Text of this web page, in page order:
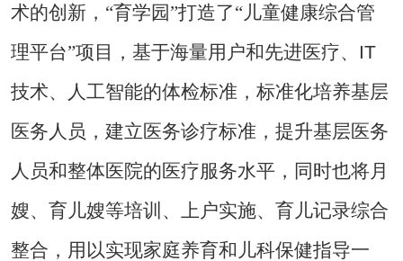
术的创新，“育学园”打造了“儿童健康综合管
理平台”项目，基于海量用户和先进医疗、 IT
技术、人工智能的体检标准，标准化培养基层
医务人员，建立医务诊疗标准，提升基层医务
人员和整体医院的医疗服务水平，同时也将月
嫂、育儿嫂等培训、上户实施、育儿记录综合
整合，用以实现家庭养育和儿科保健指导一